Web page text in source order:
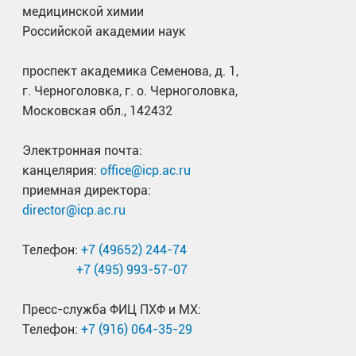
медицинской химии
Российской академии наук
проспект академика Семенова, д. 1,
г. Черноголовка, г. о. Черноголовка,
Московская обл., 142432
Электронная почта:
канцелярия: office@icp.ac.ru
приемная директора:
director@icp.ac.ru
Телефон: +7 (49652) 244-74
+7 (495) 993-57-07
Пресс-служба ФИЦ ПХФ и МХ:
Телефон: +7 (916) 064-35-29